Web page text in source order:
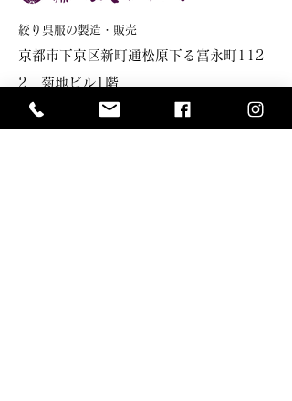
絞り呉服の製造・販売
​京都市下京区新町通松原下る富永町112-
2 菊地 ビル1階
※お問い合わせはcontactページ
からお願いし
ます